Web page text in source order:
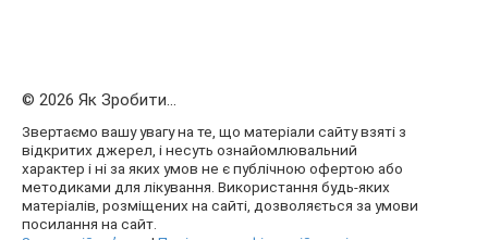
© 2026 Як Зробити...
Звертаємо вашу увагу на те, що матеріали сайту взяті з
відкритих джерел, і несуть ознайомлювальний
характер і ні за яких умов не є публічною офертою або
методиками для лікування. Використання будь-яких
матеріалів, розміщених на сайті, дозволяється за умови
посилання на сайт.